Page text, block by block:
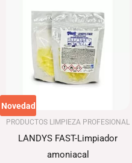
Novedad
PRODUCTOS LIMPIEZA PROFESIONAL
LANDYS FAST-Limpiador
amoniacal